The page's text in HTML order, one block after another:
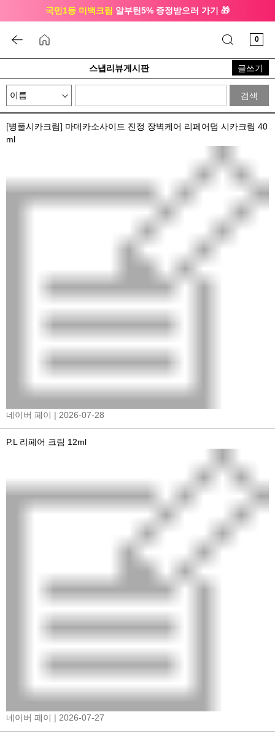
국민1등 미백크림 알부틴5% 증정받으러 가기 🎁
0
스냅리뷰게시판 글쓰기
검색
[병풀시카크림] 마데카소사이드 진정 장벽케어 리페어덤 시카크림 40
ml
네이버 페이 | 2026-07-28
P.L 리페어 크림 12ml
네이버 페이 | 2026-07-27